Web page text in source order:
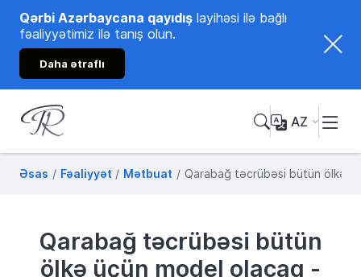
Qərbi Azərbaycana qayıdış layihəsi ilə bağlı
fəaliyyətimiz ilə tanış olun.
Daha ətraflı
Tənzilə Rüstəmxanlı
AZ
Əsas Fəaliyyət Mətbuat Qarabağ təcrübəsi bütün ölkə
Qarabağ təcrübəsi bütün
ölkə üçün model olacaq -